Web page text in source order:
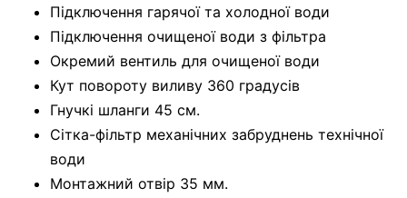
Підключення гарячої та холодної води
Підключення очищеної води з фільтра
Окремий вентиль для очищеної води
Кут повороту виливу 360 градусів
Гнучкі шланги 45 см.
Сітка-фільтр механічних забруднень технічної
води
Монтажний отвір 35 мм.